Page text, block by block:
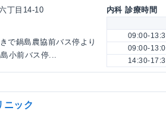
丁目14-10
で鍋島農協前バス停より
小前バス停...
内科 診療時間
09:00-
09:00-
14:30-
ニック